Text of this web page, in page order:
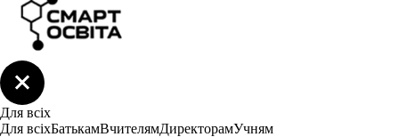
Для всіх
Для всіхБатькамВчителямДиректорамУчням